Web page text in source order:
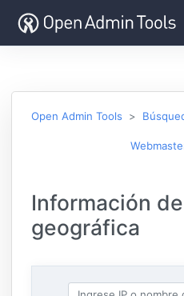
Open Admin Tools
Información
geográfica